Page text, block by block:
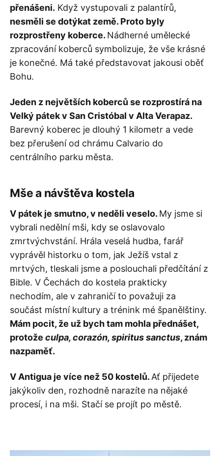
přenášeni. Když vystupovali z palantírů,
nesměli se dotýkat země. Proto byly
rozprostřeny koberce. Nádherné umělecké
zpracování koberců symbolizuje, že vše krásné
je konečné. Má také představovat jakousi oběť
Bohu.
Jeden z největších koberců se rozprostírá na
Velký pátek v San Cristóbal v Alta Verapaz.
Barevný koberec je dlouhý 1 kilometr a vede
bez přerušení od chrámu Calvario do
centrálního parku města.
Mše a návštěva kostela
V pátek je smutno, v neděli veselo. My jsme si
vybrali nedělní mši, kdy se oslavovalo
zmrtvýchvstání. Hrála veselá hudba, farář
vyprávěl historku o tom, jak Ježíš vstal z
mrtvých, tleskali jsme a poslouchali předčítání z
Bible. V Čechách do kostela prakticky
nechodím, ale v zahraničí to považuji za
součást místní kultury a trénink mé španělštiny.
Mám pocit, že už bych tam mohla přednášet,
protože culpa, corazón, spiritus sanctus, znám
nazpaměť.
V Antigua je více než 50 kostelů.Ať přijedete
jakýkoliv den, rozhodně narazíte na nějaké
procesí, i na mši. Stačí se projít po městě.